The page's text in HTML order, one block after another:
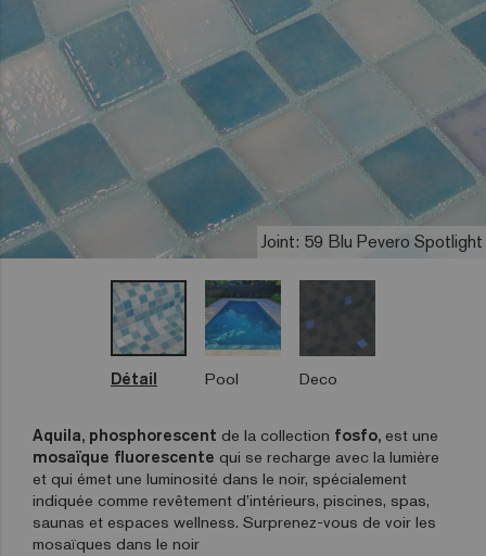
Joint: 59 Blu Pevero Spotlight
Détail Pool Deco
Aquila, phosphorescent de la collection fosfo, est une
mosaïque fluorescente qui se recharge avec la lumière
et qui émet une luminosité dans le noir, spécialement
indiquée comme revêtement d’intérieurs, piscines, spas,
saunas et espaces wellness. Surprenez-vous de voir les
mosaïques dans le noir